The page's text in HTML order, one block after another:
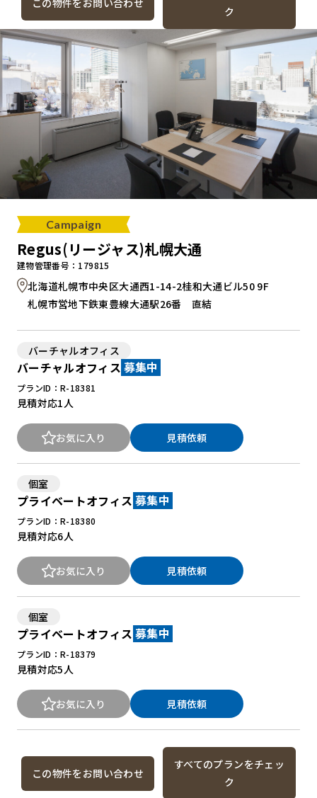
ク
Campaign
Regus(リージャス)札幌大通
建物管理番号：179815
北海道札幌市中央区大通西1-14-2桂和大通ビル50 9F
札幌市営地下鉄東豊線大通駅26番 直結
バーチャルオフィス
バーチャルオフィス 募集中
プランID：R-18381
見積対応1人
お気に入り 見積依頼
個室
プライベートオフィス 募集中
プランID：R-18380
見積対応6人
お気に入り 見積依頼
個室
プライベートオフィス 募集中
プランID：R-18379
見積対応5人
お気に入り 見積依頼
この物件をお問い合わせ
すべてのプランをチェッ
ク